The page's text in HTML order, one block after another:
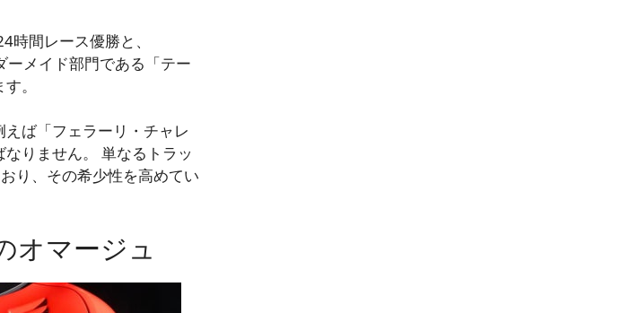
間レース優勝と、
ーメイド部門である「テー
。
ば「フェラーリ・チャレ
りません。 単なるトラッ
り、その希少性を高めてい
オマージュ